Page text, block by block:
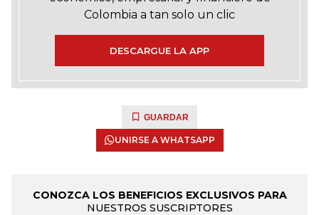
Colombia a tan solo un clic
DESCARGUE LA APP
GUARDAR
UNIRSE A WHATSAPP
CONOZCA LOS BENEFICIOS EXCLUSIVOS PARA
NUESTROS SUSCRIPTORES